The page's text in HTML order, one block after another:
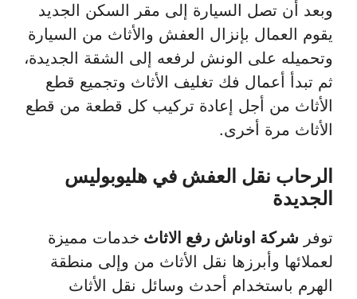
وبعد أن تصل السيارة إلى مقر السكن الجديد
يقوم العمال بإنزال العفش والأثاث من السيارة
وتحميله على الونش لرفعه إلى الشقة الجديدة،
ثم تبدأ أعمال فك تغليف الأثاث وتجميع قطع
الأثاث من أجل إعادة تركيب كل قطعة من قطع
الأثاث مرة أخرى.
الرحاب نقل العفش في هليوبوليس
الجديدة
توفر شركة اوناش رفع الاثاث خدمات مميزة
لعملائها وأبرزها نقل الأثاث من وإلى منطقة
الهرم باستخدام أحدث وسائل نقل الأثاث